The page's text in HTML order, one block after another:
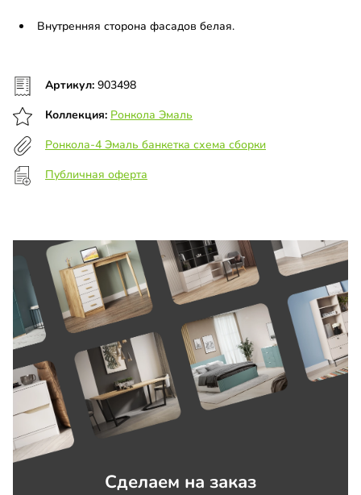
Внутренняя сторона фасадов белая.
Артикул: 903498
Коллекция: Ронкола Эмаль
Ронкола-4 Эмаль банкетка схема сборки
Публичная оферта
Сделаем на заказ